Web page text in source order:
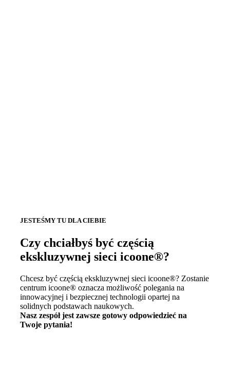
JESTEŚMY TU DLA CIEBIE
Czy chciałbyś być częścią
ekskluzywnej sieci icoone®?
Chcesz być częścią ekskluzywnej sieci icoone®? Zostanie
centrum icoone® oznacza możliwość polegania na
innowacyjnej i bezpiecznej technologii opartej na
solidnych podstawach naukowych.
Nasz zespół jest zawsze gotowy odpowiedzieć na
Twoje pytania!